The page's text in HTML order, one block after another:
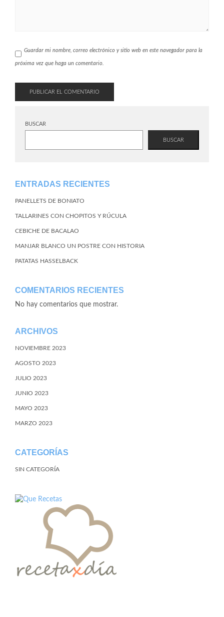
Guardar mi nombre, correo electrónico y sitio web en este navegador para la
próxima vez que haga un comentario.
BUSCAR
BUSCAR
ENTRADAS RECIENTES
PANELLETS DE BONIATO
TALLARINES CON CHOPITOS Y RÚCULA
CEBICHE DE BACALAO
MANJAR BLANCO UN POSTRE CON HISTORIA
PATATAS HASSELBACK
COMENTARIOS RECIENTES
No hay comentarios que mostrar.
ARCHIVOS
NOVIEMBRE 2023
AGOSTO 2023
JULIO 2023
JUNIO 2023
MAYO 2023
MARZO 2023
CATEGORÍAS
SIN CATEGORÍA